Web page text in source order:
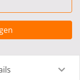
Ausstattung